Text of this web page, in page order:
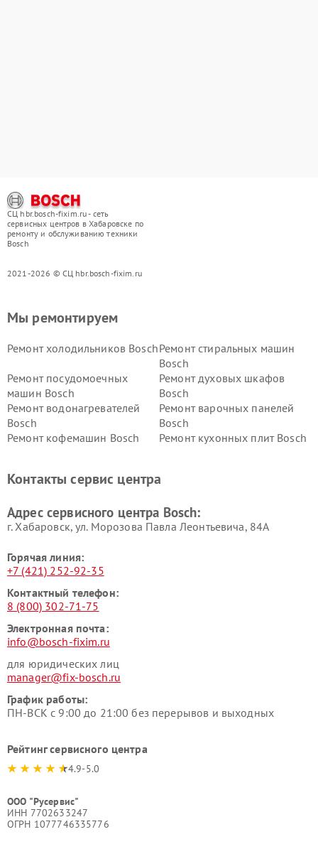
СЦ hbr.bosch-fixim.ru - сеть
сервисных центров в Хабаровске по
ремонту и обслуживанию техники
Bosch
2021-2026 © СЦ hbr.bosch-fixim.ru
Мы ремонтируем
Ремонт холодильников BoschРемонт стиральных машин
Bosch
Ремонт посудомоечных
машин Bosch
Ремонт духовых шкафов
Bosch
Ремонт водонагревателей
Bosch
Ремонт варочных панелей
Bosch
Ремонт кофемашин Bosch
Ремонт кухонных плит Bosch
Ремонт сушильных автоматовРемонт морозильных камер
Контакты сервис центра
Адрес сервисного центра Bosch:
г. Хабаровск, ул. Морозова Павла Леонтьевича, 84А
Горячая линия:
+7 (421) 252-92-35
Контактный телефон:
8 (800) 302-71-75
Электронная почта:
info@bosch-fixim.ru
для юридических лиц
manager@fix-bosch.ru
График работы:
ПН-ВСК с 9:00 до 21:00 без перерывов и выходных
Рейтинг сервисного центра
4.9-5.0
ООО "Русервис"
ИНН 7702633247
ОГРН 1077746335776